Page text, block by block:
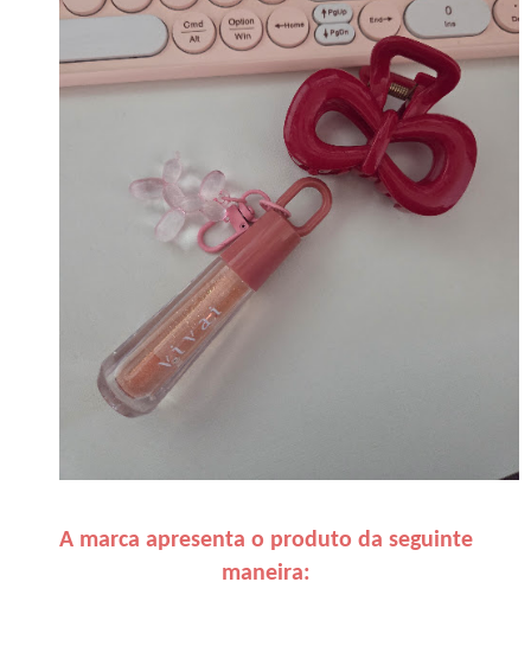
A marca apresenta o produto da seguinte
maneira: